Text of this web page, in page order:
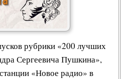
рубрики «200 лучших
Сергеевича Пушкина»,
«Новое радио» в